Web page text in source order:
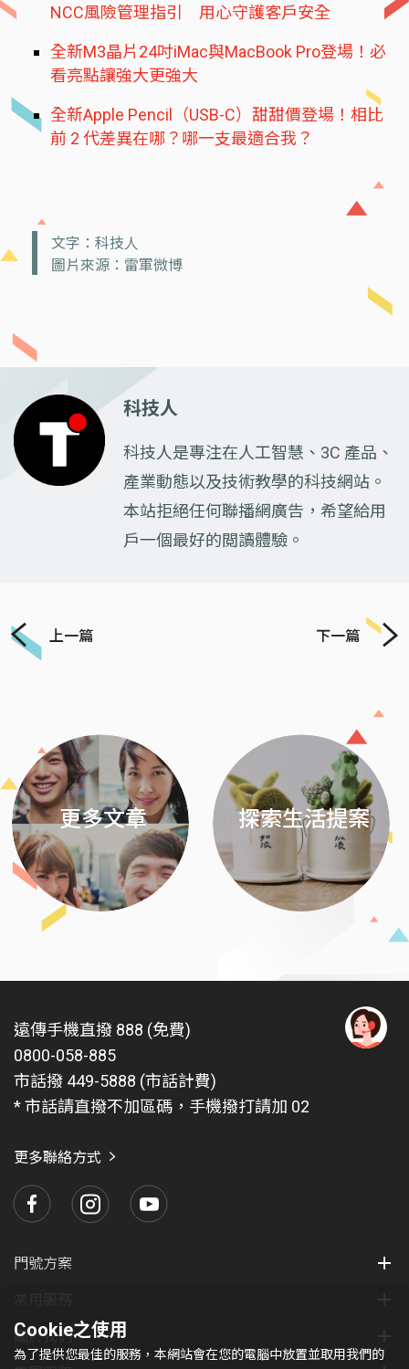
NCC風險管理指引 用心守護客戶安全
全新M3晶片24吋iMac與MacBook Pro登場！必
看亮點讓強大更強大
全新Apple Pencil（USB-C）甜甜價登場！相比
前 2 代差異在哪？哪一支最適合我？
文字：科技人
圖片來源：雷軍微博
科技人
科技人是專注在人工智慧、3C 產品、
產業動態以及技術教學的科技網站。
本站拒絕任何聯播網廣告，希望給用
戶一個最好的閲讀體驗。
上一篇 下一篇
更多文章 探索生活提案
遠傳手機直撥 888 (免費)
0800-058-885
市話撥 449-5888 (市話計費)
* 市話請直撥不加區碼，手機撥打請加 02
更多聯絡方式
門號方案
關於我們
Cookie之使用
為了提供您最佳的服務，本網站會在您的電腦中放置並取用我們的